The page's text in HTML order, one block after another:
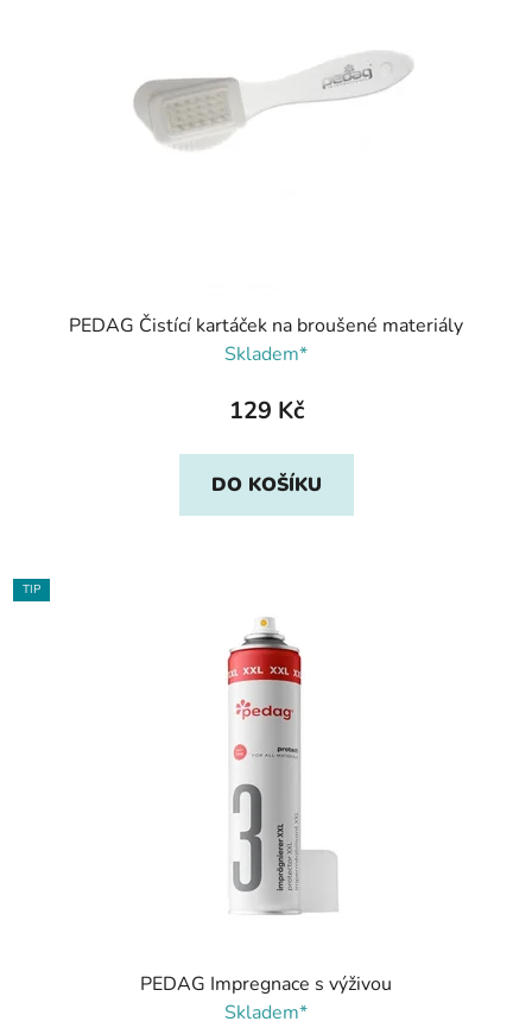
PEDAG Čistící kartáček na broušené materiály
Skladem*
129 Kč
DO KOŠÍKU
TIP
PEDAG Impregnace s výživou
Skladem*